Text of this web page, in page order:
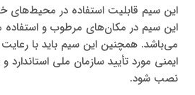
این سیم قابلیت استفاده در محیط‌های
این سیم در مکان‌های مرطوب و استفاده
می‌باشد. همچنین این سیم باید با رعایت
ایمنی مورد تأیید سازمان ملی
نصب شود.